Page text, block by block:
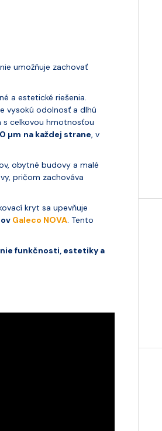
umožňuje zachovať
a estetické riešenia.
vysokú odolnosť a dlhú
s celkovou hmotnosťou
µm na každej strane, v
obytné budovy a malé
pričom zachováva
kryt sa upevňuje
Galeco NOVA. Tento
funkčnosti, estetiky a